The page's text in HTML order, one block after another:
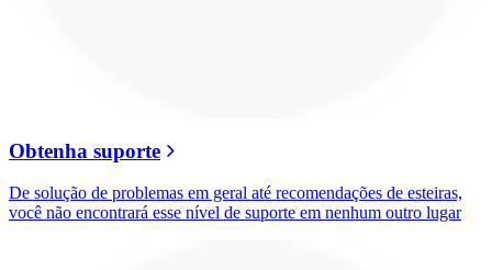
Obtenha suporte
De solução de problemas em geral até recomendações de esteiras,
você não encontrará esse nível de suporte em nenhum outro lugar